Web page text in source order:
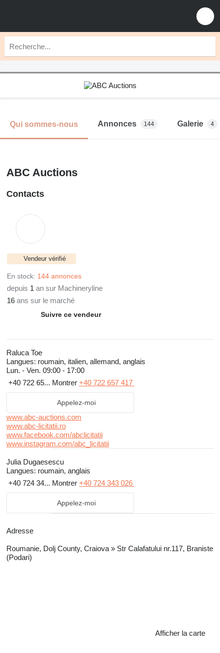
Qui sommes-nous Annonces 144 Galerie 4
ABC Auctions
Contacts
Vendeur vérifié
En stock: 144 annonces
depuis 1 an sur Machineryline
16 ans sur le marché
Suivre ce vendeur
Raluca Toe
Langues: roumain, italien, allemand, anglais
Lun. - Ven. 09:00 - 17:00
+40 722 65... Montrer +40 722 657 417
Appelez-moi
www.abc-auctions.com
www.abc-licitatii.ro
www.facebook.com/abclicitatii
www.instagram.com/abc_licitatii
Julia Dugaesescu
Langues: roumain, anglais
+40 724 34... Montrer +40 724 343 026
Appelez-moi
Adresse
Roumanie, Dolj County, Craiova » Str Calafatului nr.117, Braniste
(Podari)
Afficher la carte